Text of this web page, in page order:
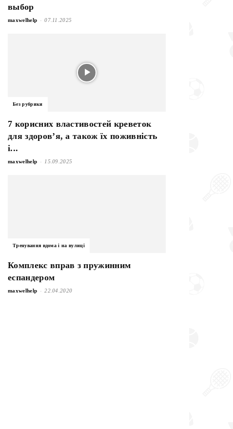
выбор
maxwelhelp - 07.11.2025
Без рубрики
7 корисних властивостей креветок
для здоров’я, а також їх поживність
і...
maxwelhelp - 15.09.2025
Тренування вдома і на вулиці
Комплекс вправ з пружинним
еспандером
maxwelhelp - 22.04.2020